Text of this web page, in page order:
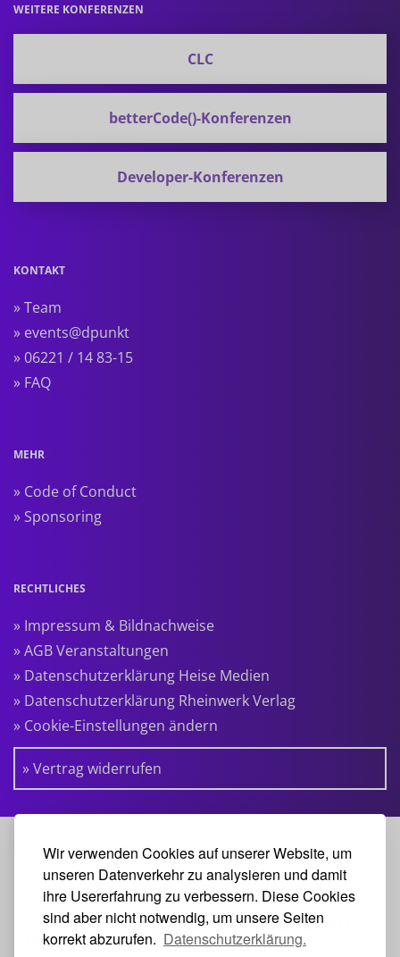
Wir verwenden Cookies auf unserer Website, um
unseren Datenverkehr zu analysieren und damit
ihre Usererfahrung zu verbessern. Diese Cookies
sind aber nicht notwendig, um unsere Seiten
korrekt abzurufen. Datenschutzerklärung.
WEITERE KONFERENZEN
CLC
betterCode()-Konferenzen
Developer-Konferenzen
KONTAKT
» Team
» events@dpunkt
» 06221 / 14 83-15
» FAQ
MEHR
» Code of Conduct
» Sponsoring
RECHTLICHES
» Impressum & Bildnachweise
» AGB Veranstaltungen
» Datenschutzerklärung Heise Medien
» Datenschutzerklärung Rheinwerk Verlag
» Cookie-Einstellungen ändern
» Vertrag widerrufen
KOOPERATIONSPARTNER:
VERANSTALTER: